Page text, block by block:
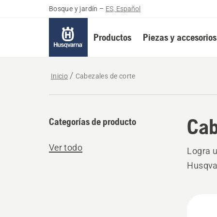
Bosque y jardín – ES, Español
Productos Piezas y accesorios
Inicio Cabezales de corte
Categorías de producto
Ver todo
Logra